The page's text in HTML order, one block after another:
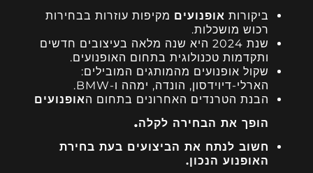
ביקורות אופנועים מקיפות עוזרות בבחירות
רכוש מושכלות.
שנת 2024 היא שנה מלאה בעיצובים חדשים
ותקדמות טכנולוגית בתחום האופנועים.
שקול אופנועים מהמותגים המובילים:
הארלי-דיוידסון, הונדה, ימהה ו-BMW.
הבנת הטרנדים האחרונים בתחום האופנועים
הופך את הבחירה לקלה.
חשוב לנתח את הביצועים בעת בחירת
האופנוע הנכון.